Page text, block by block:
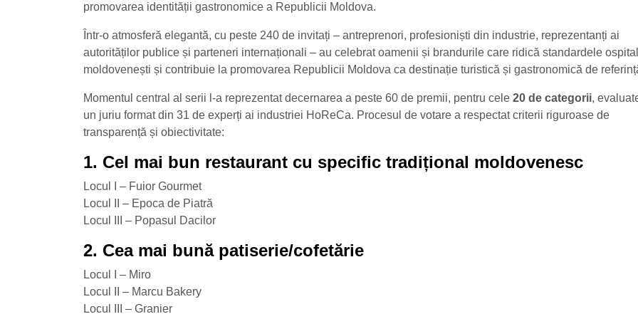
promovarea identității gastronomice a Republicii Moldova.
Într-o atmosferă elegantă, cu peste 240 de invitați – antreprenori, profesioniști din industrie, reprezentanți ai
autorităților publice și parteneri internaționali – au celebrat oamenii și brandurile care ridică standardele
moldovenești și contribuie la promovarea Republicii Moldova ca destinație turistică și gastronomică de
Momentul central al serii l-a reprezentat decernarea a peste 60 de premii, pentru cele 20 de categorii,
un juriu format din 31 de experți ai industriei HoReCa. Procesul de votare a respectat criterii riguroase de
transparență și obiectivitate:
1. Cel mai bun restaurant cu specific tradițional moldovenesc
Locul I – Fuior Gourmet
Locul II – Epoca de Piatră
Locul III – Popasul Dacilor
2. Cea mai bună patiserie/cofetărie
Locul I – Miro
Locul II – Marcu Bakery
Locul III – Granier